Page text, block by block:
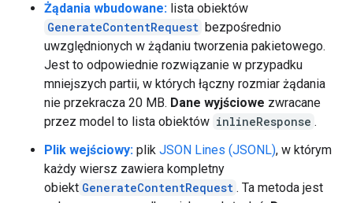
Żądania wbudowane: lista obiektów
GenerateContentRequest bezpośrednio
uwzględnionych w żądaniu tworzenia pakietowego.
Jest to odpowiednie rozwiązanie w przypadku
mniejszych partii, w których łączny rozmiar żądania
nie przekracza 20 MB. Dane wyjściowe zwracane
przez model to lista obiektów inlineResponse .
Plik wejściowy: plik JSON Lines (JSONL), w którym
każdy wiersz zawiera kompletny
obiekt GenerateContentRequest . Ta metoda jest